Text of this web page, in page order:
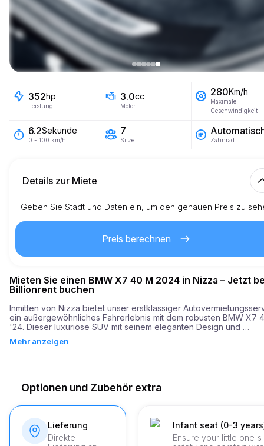
352hp
Leistung
3.0cc
Motor
280Km/h
Maximale
Geschwindigkeit
6.2Sekunde
0 - 100 km/h
7
Sitze Zahnrad
Details zur Miete
Inklusive Kilometer
Mindestalter
Sicherheitskaution 5,000.00
Geben Sie Stadt und Daten ein, um den genauen Preis zu
Preis berechnen
Mieten Sie einen BMW X7 40 M 2024 in Nizza – Jetzt
Billionrent buchen
Inmitten von Nizza bietet unser erstklassiger
ein außergewöhnliches Fahrerlebnis mit dem robusten BMW X7
'24. Dieser luxuriöse SUV mit seinem eleganten Design und
dieser lebendigen Stadt zu befahren, und bietet sowohl Komfort
Motor aus, der mit beeindruckenden 352 PS aufwartet und
Luxusfahrzeug in nur 6,2 Sekunden von 0 auf 100 km/h
geschmeidigen und reaktionsschnellen Handling stellt sicher,
Ihre Reise durch Nizza - egal ob Sie seine atemberaubenden
Landschaften oder seine lebhaften städtischen Gebiete
nichts weniger als aufregend ist.
Mehr anzeigen
Optionen und Zubehör extra
Lieferung
Direkte
Infant seat (0-3
Ensure your little one's